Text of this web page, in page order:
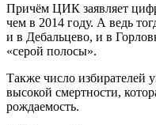
Причём ЦИК заявляет
чем в 2014 году. А ведь
и в Дебальцево, и в
«серой полосы».
Также число избирателей
высокой смертности,
рождаемость.